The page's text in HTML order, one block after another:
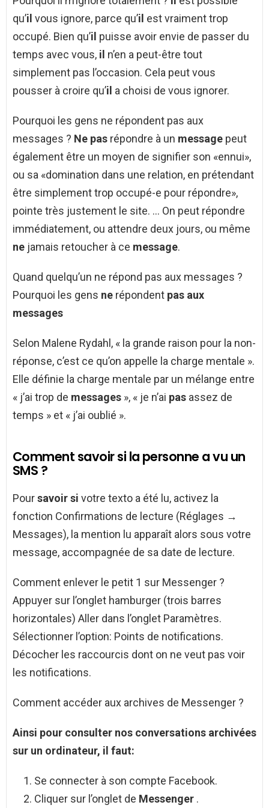
qu’il vous ignore, parce qu’il est vraiment trop
occupé. Bien qu’il puisse avoir envie de passer du
temps avec vous, il n’en a peut-être tout
simplement pas l’occasion. Cela peut vous
pousser à croire qu’il a choisi de vous ignorer.
Pourquoi les gens ne répondent pas aux
messages ? Ne pas répondre à un message peut
également être un moyen de signifier son «ennui»,
ou sa «domination dans une relation, en prétendant
être simplement trop occupé-e pour répondre»,
pointe très justement le site. … On peut répondre
immédiatement, ou attendre deux jours, ou même
ne jamais retoucher à ce message.
Quand quelqu’un ne répond pas aux messages ?
Pourquoi les gens ne répondent pas aux
messages
Selon Malene Rydahl, « la grande raison pour la non-
réponse, c’est ce qu’on appelle la charge mentale ».
Elle définie la charge mentale par un mélange entre
« j’ai trop de messages », « je n’ai pas assez de
temps » et « j’ai oublié ».
Comment savoir si la personne a vu un
SMS ?
Poursavoir si votre texto a été lu, activez la
fonction Confirmations de lecture (Réglages →
Messages), la mention lu apparaît alors sous votre
message, accompagnée de sa date de lecture.
Comment enlever le petit 1 sur Messenger ?
Appuyer sur l’onglet hamburger (trois barres
horizontales) Aller dans l’onglet Paramètres.
Sélectionner l’option: Points de notifications.
Décocher les raccourcis dont on ne veut pas voir
les notifications.
Comment accéder aux archives de Messenger ?
Ainsi pour consulter nos conversations archivées
sur un ordinateur, il faut:
Se connecter à son compte Facebook.
Cliquer sur l’onglet de Messenger .